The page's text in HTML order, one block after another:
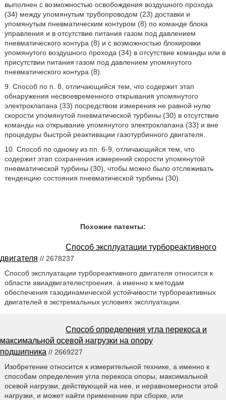
выполнен с возможностью освобождения воздушного прохода
(34) между упомянутым трубопроводом (23) доставки и
упомянутым пневматическим контуром (8) по команде блока
управления и в отсутствие питания газом под давлением
пневматического контура (8) и с возможностью блокировки
упомянутого воздушного прохода (34) в отсутствие команды или в
присутствии питания газом под давлением упомянутого
пневматического контура (8).
9. Способ по п. 8, отличающийся тем, что содержит этап
обнаружения несвоевременного открывания упомянутого
электроклапана (33) посредством измерения не равной нулю
скорости упомянутой пневматической турбины (30) в отсутствие
команды на открывание упомянутого электроклапана (33) и вне
процедуры быстрой реактивации газотурбинного двигателя.
10. Способ по одному из пп. 6-9, отличающийся тем, что
содержит этап сохранения измерений скорости упомянутой
пневматической турбины (30), чтобы можно было отслеживать
тенденцию состояния пневматической турбины (30).
Похожие патенты:
Способ эксплуатации турбореактивного
двигателя // 2678237
Способ эксплуатации турбореактивного двигателя относится к
области авиадвигателестроения, а именно к методам
обеспечения газодинамической устойчивости турбореактивных
двигателей в экстремальных условиях эксплуатации.
Способ определения угла перекоса и
максимальной осевой нагрузки на опору
подшипника // 2669227
Изобретение относится к измерительной технике, а именно к
способам определения угла перекоса опоры, максимальной
осевой нагрузки, действующей на нее, и неравномерности этой
нагрузки, и может найти применение при сборке, или